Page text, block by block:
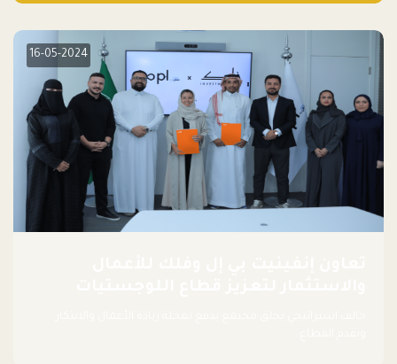
جيدًا لكوكبنا فحسب، بل إنه جيد أيضًا للأعمال”.
16-05-2024